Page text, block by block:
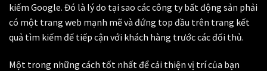
kiếm Google. Đó là lý do tại sao các công ty bất động sản phải
có một trang web mạnh mẽ và đứng top đầu trên trang kết
quả tìm kiếm để tiếp cận với khách hàng trước các đối thủ.
Một trong những cách tốt nhất để cải thiện vị trí của bạn